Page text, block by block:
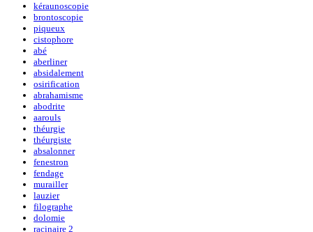
kéraunoscopie
brontoscopie
piqueux
cistophore
abé
aberliner
absidalement
osirification
abrahamisme
abodrite
aarouls
théurgie
théurgiste
absalonner
fenestron
fendage
murailler
lauzier
filographe
dolomie
racinaire 2